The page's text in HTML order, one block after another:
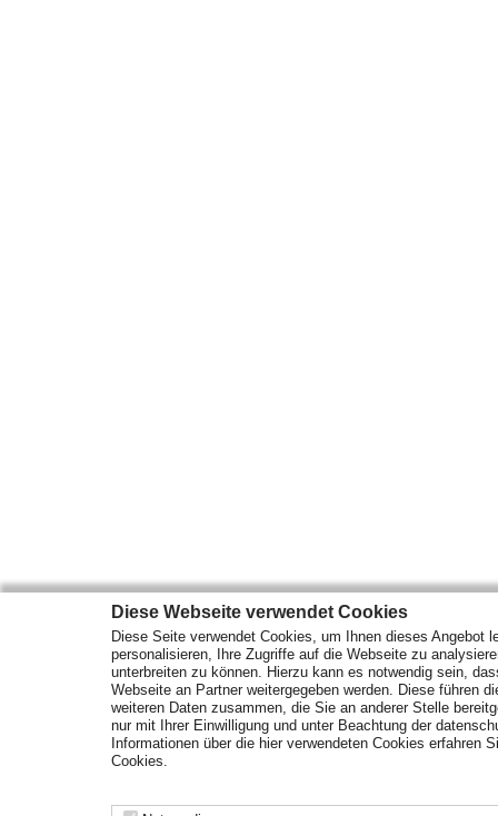
Diese Webseite verwendet Cookies
Diese Seite verwendet Cookies, um Ihnen dieses Angebot
personalisieren, Ihre Zugriffe auf die Webseite zu
unterbreiten zu können. Hierzu kann es notwendig sein,
Webseite an Partner weitergegeben werden. Diese führen
weiteren Daten zusammen, die Sie an anderer Stelle
nur mit Ihrer Einwilligung und unter Beachtung der
Informationen über die hier verwendeten Cookies erfahren
Cookies.